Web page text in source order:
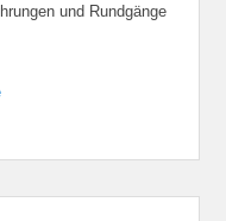
und Rundgänge